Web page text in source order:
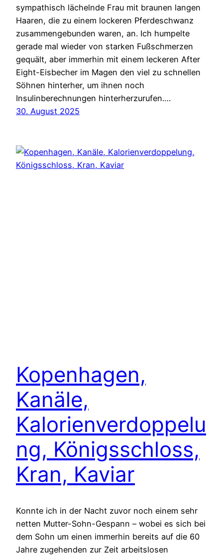
sympathisch lächelnde Frau mit braunen langen
Haaren, die zu einem lockeren Pferdeschwanz
zusammengebunden waren, an. Ich humpelte
gerade mal wieder von starken Fußschmerzen
gequält, aber immerhin mit einem leckeren After
Eight-Eisbecher im Magen den viel zu schnellen
Söhnen hinterher, um ihnen noch
Insulinberechnungen hinterherzurufen.…
30. August 2025
Kopenhagen,
Kanäle,
Kalorienverdoppelu
ng, Königsschloss,
Kran, Kaviar
Konnte ich in der Nacht zuvor noch einem sehr
netten Mutter-Sohn-Gespann – wobei es sich bei
dem Sohn um einen immerhin bereits auf die 60
Jahre zugehenden zur Zeit arbeitslosen